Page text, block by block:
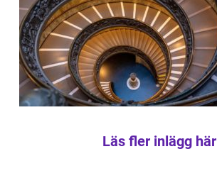
Läs fler inlägg här